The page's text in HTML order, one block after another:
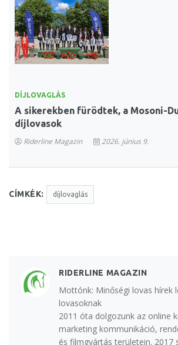
DÍJLOVAGLÁS
A sikerekben fürödtek, a Mosoni-
díjlovasok
Riderline Magazin 2026. június 9.
CÍMKÉK: díjlovaglás
RIDERLINE MAGAZIN
Mottónk: Minőségi lovas hírek
lovasoknak
2011 óta dolgozunk az online
marketing kommunikáció,
és filmgyártás területein. 2017